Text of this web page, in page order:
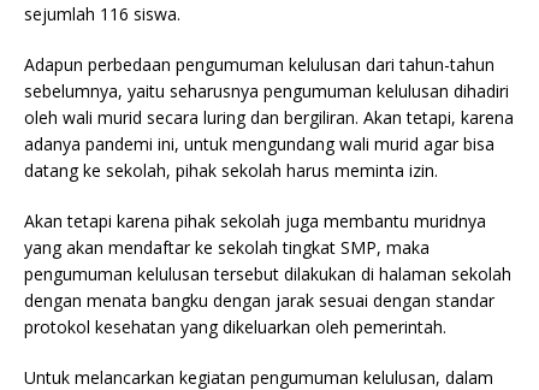
sejumlah 116 siswa.
Adapun perbedaan pengumuman kelulusan dari tahun-tahun
sebelumnya, yaitu seharusnya pengumuman kelulusan dihadiri
oleh wali murid secara luring dan bergiliran. Akan tetapi, karena
adanya pandemi ini, untuk mengundang wali murid agar bisa
datang ke sekolah, pihak sekolah harus meminta izin.
Akan tetapi karena pihak sekolah juga membantu muridnya
yang akan mendaftar ke sekolah tingkat SMP, maka
pengumuman kelulusan tersebut dilakukan di halaman sekolah
dengan menata bangku dengan jarak sesuai dengan standar
protokol kesehatan yang dikeluarkan oleh pemerintah.
Untuk melancarkan kegiatan pengumuman kelulusan, dalam